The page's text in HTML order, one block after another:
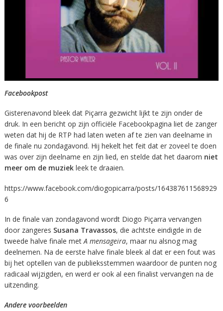
Facebookpost
Gisterenavond bleek dat Piçarra gezwicht lijkt te zijn onder de
druk. In een bericht op zijn officiële Facebookpagina liet de zanger
weten dat hij de RTP had laten weten af te zien van deelname in
de finale nu zondagavond. Hij hekelt het feit dat er zoveel te doen
was over zijn deelname en zijn lied, en stelde dat het daarom niet
meer om de muziekleek te draaien.
https://www.facebook.com/diogopicarra/posts/164387611568929
6
In de finale van zondagavond wordt Diogo Piçarra vervangen
door zangeres Susana Travassos, die achtste eindigde in de
tweede halve finale met A mensageira, maar nu alsnog mag
deelnemen. Na de eerste halve finale bleek al dat er een fout was
bij het optellen van de publieksstemmen waardoor de punten nog
radicaal wijzigden, en werd er ook al een finalist vervangen na de
uitzending.
Andere voorbeelden